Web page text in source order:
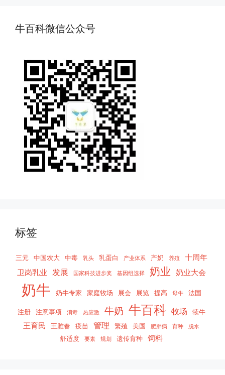
牛百科微信公众号
标签
三元 中国农大 中毒 乳头 乳蛋白 产业体系 产奶 养殖
十周年
卫岗乳业 发展 国家科技进步奖 基因组选择 奶业 奶业大会
奶牛 奶牛专家 家庭牧场 展会 展览 提高 母牛 法国
注册 注意事项 消毒 热应激 牛奶 牛百科 牧场 犊牛
王育民 王雅春 疫苗 管理 繁殖 美国 肥胖病 育种 脱水
舒适度 要素 规划 遗传育种 饲料